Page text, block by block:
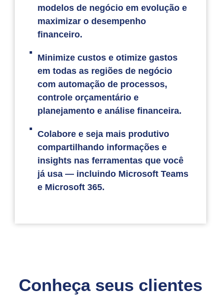
modelos de negócio em evolução e
maximizar o desempenho
financeiro.
Minimize custos e otimize gastos
em todas as regiões de negócio
com automação de processos,
controle orçamentário e
planejamento e análise financeira.
Colabore e seja mais produtivo
compartilhando informações e
insights nas ferramentas que você
já usa — incluindo Microsoft Teams
e Microsoft 365.
Conheça seus clientes